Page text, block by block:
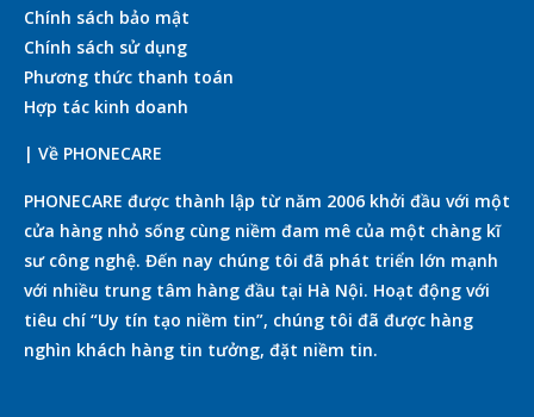
Chính sách bảo mật
Chính sách sử dụng
Phương thức thanh toán
Hợp tác kinh doanh
| Về PHONECARE
PHONECARE được thành lập từ năm 2006 khởi đầu với một
cửa hàng nhỏ sống cùng niềm đam mê của một chàng kĩ
sư công nghệ. Đến nay chúng tôi đã phát triển lớn mạnh
với nhiều trung tâm hàng đầu tại Hà Nội. Hoạt động với
tiêu chí “Uy tín tạo niềm tin”, chúng tôi đã được hàng
nghìn khách hàng tin tưởng, đặt niềm tin.